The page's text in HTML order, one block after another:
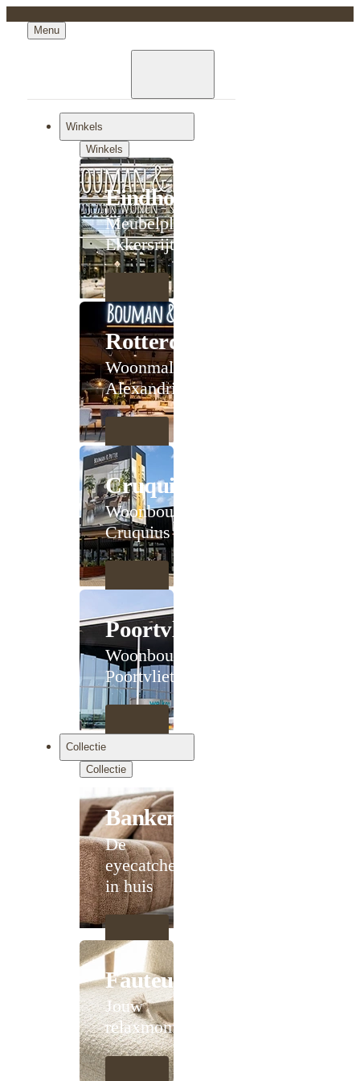
Menu
Winkels
Winkels
Eindhoven
Meubelplein
Ekkersrijt
Rotterdam
Woonmall
Alexandrium
Cruquius
Woonboulevard
Cruquius
Poortvliet
Woonboulevard
Poortvliet XXL
Collectie
Collectie
Banken
De
eyecatcher
in huis
Fauteuils
Jouw
relaxmoment